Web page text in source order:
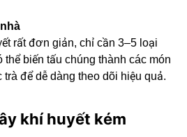
rất đơn giản, chỉ cần 3–5 loại
biến tấu chúng thành các món
để dễ dàng theo dõi hiệu quả.
khí huyết kém